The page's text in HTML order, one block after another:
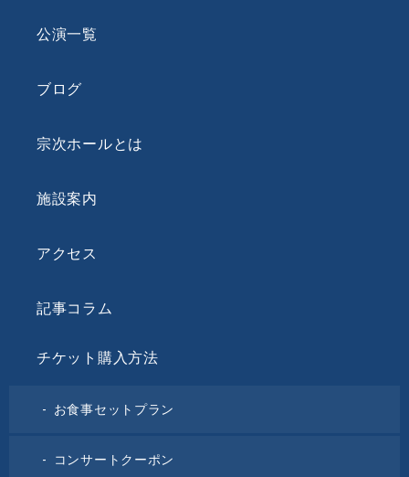
公演一覧
ブログ
宗次ホールとは
施設案内
アクセス
記事コラム
チケット購入方法
お食事セットプラン
コンサートクーポン